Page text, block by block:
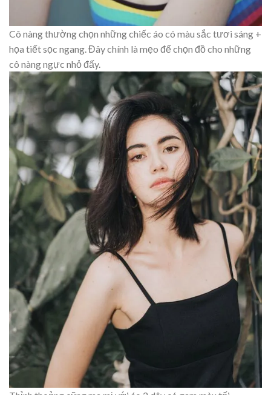
Cô nàng thường chọn những chiếc áo có màu sắc tươi sáng +
họa tiết sọc ngang. Đây chính là mẹo để chọn đồ cho những
cô nàng ngực nhỏ đấy.